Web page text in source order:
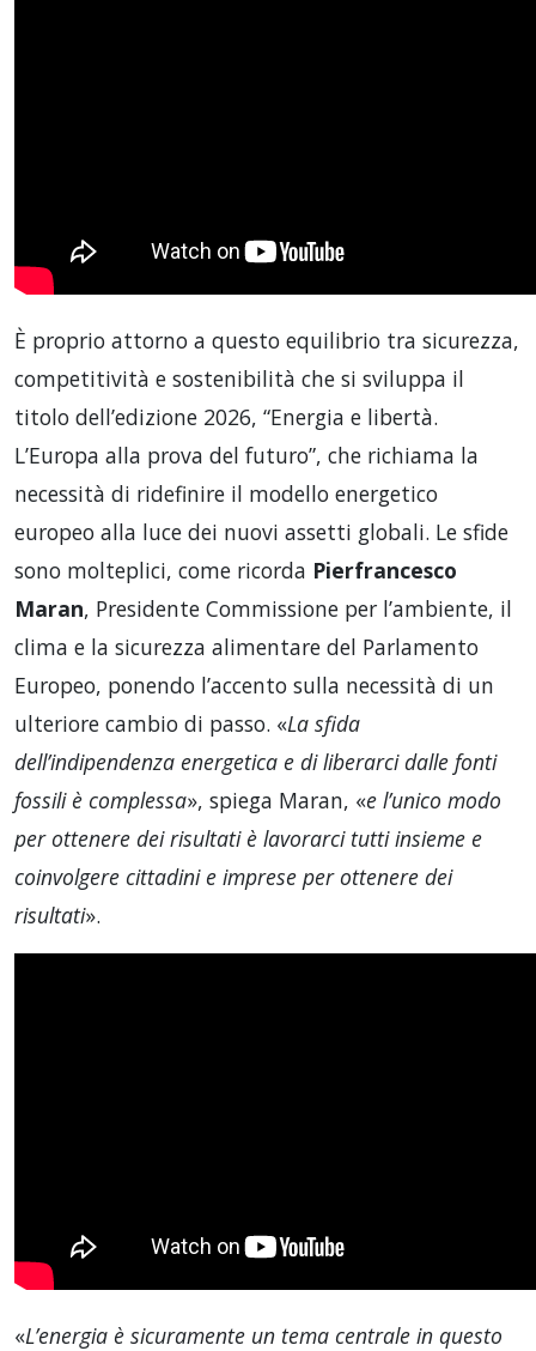
È proprio attorno a questo equilibrio tra sicurezza,
competitività e sostenibilità che si sviluppa il
titolo dell’edizione 2026, “Energia e libertà.
L’Europa alla prova del futuro”, che richiama la
necessità di ridefinire il modello energetico
europeo alla luce dei nuovi assetti globali. Le sfide
sono molteplici, come ricorda Pierfrancesco
Maran, Presidente Commissione per l’ambiente, il
clima e la sicurezza alimentare del Parlamento
Europeo, ponendo l’accento sulla necessità di un
ulteriore cambio di passo. «La sfida
dell’indipendenza energetica e di liberarci dalle fonti
fossili è complessa», spiega Maran, «e l’unico modo
per ottenere dei risultati è lavorarci tutti insieme e
coinvolgere cittadini e imprese per ottenere dei
risultati».
«L’energia è sicuramente un tema centrale in questo